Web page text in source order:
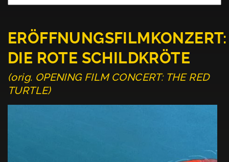
ERÖFFNUNGSFILMKONZERT:
DIE ROTE SCHILDKRÖTE
(orig. OPENING FILM CONCERT: THE RED
TURTLE)